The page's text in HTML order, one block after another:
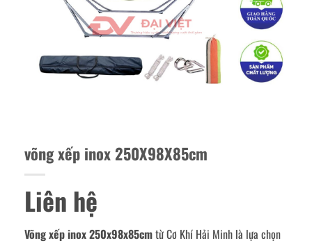
võng xếp inox 250X98X85cm
Liên hệ
Võng xếp inox 250x98x85cmtừ Cơ Khí Hải Minh là lựa chọn